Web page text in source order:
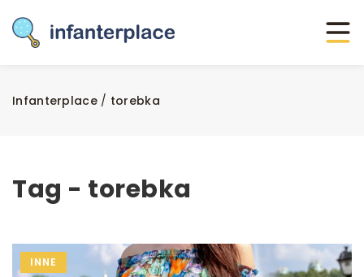
Infanterplace/ torebka
Tag - torebka
INNE